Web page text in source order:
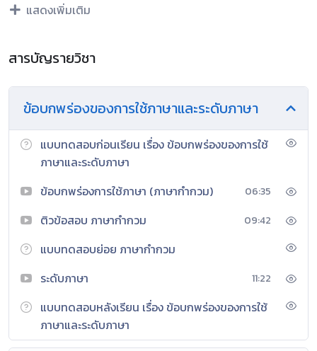
ประเมินคุณค่าด้านวรรณศิลป์ของวรรณคดีและวรรณกรรมในฐาน
สังเคราะห์ข้อคิดจากวรรณคดีและวรรณกรรมเพื่อนำไปประยุกต์ใช้
ในชีวิตจริง คาดคะเนเหตุการณ์จากเรื่องที่อ่าน และประเมินค่าเพื่อนํ
าความรู้ความคิดไปใช้ตัดสินใจแก้ปัญหาในการดำชีวิต ใช้ภาษา
เหมาะสมแก่โอกาส กาลเทศะ และบุคคล รวมทั้งคำราชาศัพท์อย่าง
เหมาะสม ใช้คำและกลุ่มคำสร้างประโยคตรงตามวัตถุประสงค์
ท่องจำและบอกคุณค่าบทอาขยานตามที่กำหนด และบทร้อยกรองที่
มีคุณค่าตามความสนใจและนำไปใช้อ้างอิง
โดยใช้กระบวนการคิด กระบวนการอภิปราย กระบวนการทำงาน
กลุ่ม กระบวนการแสวงหาและสืบค้นความรู้ด้วยตนเอง กระบวนการ
กระบวนการแก้ปัญหา เพื่อให้นักเรียนได้ฝึกคิด ฝึกทำ มีความรู้
ความเข้าใจสามารถสร้างองค์ความรู้ใหม่ได้ด้วยตนเอง เกิดทักษะ
ทางภาษาและสามารถใช้ภาษาในการสื่อสารได้อย่างมีประสิทธิภาพ มี
ความรักชาติ ศาสน์กษัตริย์ซื่อสัตย์สุจริต มีวินัย ใฝ่เรียนรู้อยู่อย่าง
พอเพียง มุ่งมั่นในการทำงาน รักความเป็นไทย มีจิตสาธารณะ และ
รักการอ่าน
แสดงเพิ่มเติม
สารบัญรายวิชา
ข้อบกพร่องของการใช้ภาษาและระดับภาษา
แบบทดสอบก่อนเรียน เรื่อง ข้อบกพร่องของการใช้
ภาษาและระดับภาษา
ข้อบกพร่องการใช้ภาษา (ภาษากำกวม)
06:35
ติวข้อสอบ ภาษากำกวม 09:42
แบบทดสอบย่อย ภาษากำกวม
ระดับภาษา
11:22
แบบทดสอบหลังเรียน เรื่อง ข้อบกพร่องของการใช้
ภาษาและระดับภาษา